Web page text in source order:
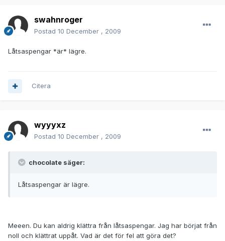
swahnroger
Postad 10 December , 2009
Låtsaspengar *är* lägre.
Citera
wyyyxz
Postad 10 December , 2009
chocolate säger:
Låtsaspengar är lägre.
Meeen. Du kan aldrig klättra från låtsaspengar. Jag har börjat från
noll och klättrat uppåt. Vad är det för fel att göra det?